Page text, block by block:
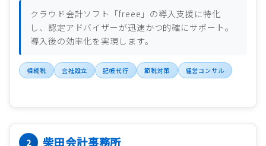
クラウド会計ソフト「freee」の導入支援に特化
し、認定アドバイザーが迅速かつ的確にサポート。
導入後の効率化を実現します。
相続税 会社設立 記帳代行 節税対策 経営コンサル
柴田会計事務所